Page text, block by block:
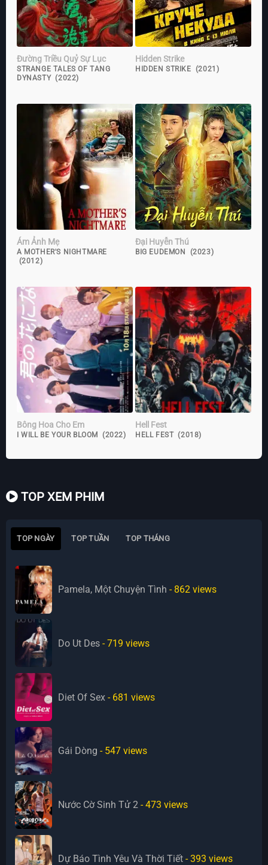
Đường Triều Quỷ Sự Lục
STRANGE TALES OF TANG
DYNASTY (2022)
Hidden Strike
HIDDEN STRIKE (2021)
Ám Ảnh Mẹ
A MOTHER'S NIGHTMARE
(2012)
Đại Huyễn Thú
BIG EUDEMON (2023)
Bông Hoa Cho Em
I WILL BE YOUR BLOOM (2022)
Hell Fest
HELL FEST (2018)
TOP XEM PHIM
TOP NGÀY TOP TUẦN TOP THÁNG
Pamela, Một Chuyện Tình - 862 views
Do Ut Des - 719 views
Diet Of Sex - 681 views
Gái Dòng - 547 views
Nước Cờ Sinh Tử 2 - 473 views
Dự Báo Tình Yêu Và Thời Tiết - 393 views